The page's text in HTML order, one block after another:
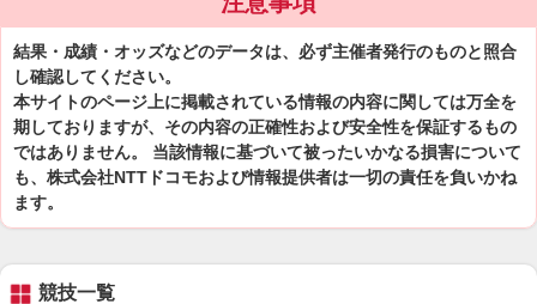
結果・成績・オッズなどのデータは、必ず主催者発行のものと照合
し確認してください。
本サイトのページ上に掲載されている情報の内容に関しては万全を
期しておりますが、その内容の正確性および安全性を保証するもの
ではありません。 当該情報に基づいて被ったいかなる損害について
も、株式会社NTTドコモおよび情報提供者は一切の責任を負いかね
ます。
競技一覧